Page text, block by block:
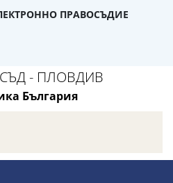
ПРАВОСЪДИЕ
- ПЛОВДИВ
България